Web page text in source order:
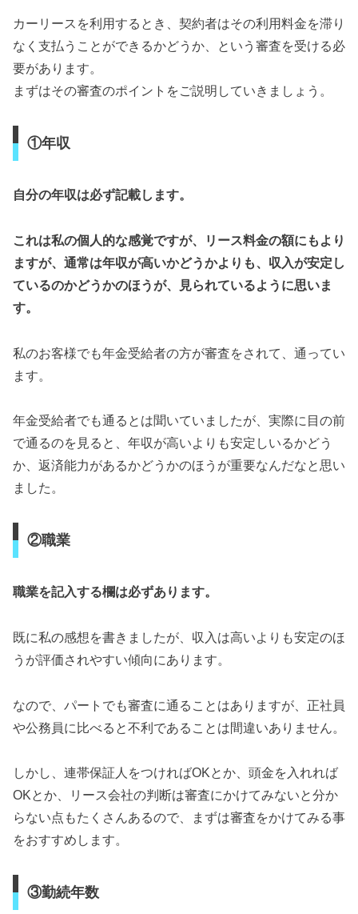
カーリースを利用するとき、契約者はその利用料金を滞り
なく支払うことができるかどうか、という審査を受ける必
要があります。
まずはその審査のポイントをご説明していきましょう。
①年収
自分の年収は必ず記載します。
これは私の個人的な感覚ですが、リース料金の額にもより
ますが、通常は年収が高いかどうかよりも、収入が安定し
ているのかどうかのほうが、見られているように思いま
す。
私のお客様でも年金受給者の方が審査をされて、通ってい
ます。
年金受給者でも通るとは聞いていましたが、実際に目の前
で通るのを見ると、年収が高いよりも安定しいるかどう
か、返済能力があるかどうかのほうが重要なんだなと思い
ました。
②職業
職業を記入する欄は必ずあります。
既に私の感想を書きましたが、収入は高いよりも安定のほ
うが評価されやすい傾向にあります。
なので、パートでも審査に通ることはありますが、正社員
や公務員に比べると不利であることは間違いありません。
しかし、連帯保証人をつければOKとか、頭金を入れれば
OKとか、リース会社の判断は審査にかけてみないと分か
らない点もたくさんあるので、まずは審査をかけてみる事
をおすすめします。
③勤続年数